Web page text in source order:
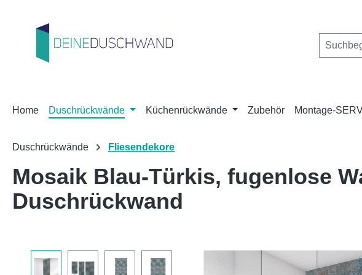
Home Duschrückwände Küchenrückwände Zubehör Montage-
Duschrückwände Fliesendekore
Mosaik Blau-Türkis, fugenlose
Duschrückwand